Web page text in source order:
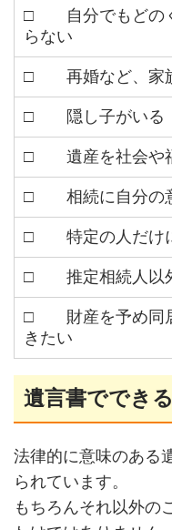
□ 自分でもどのく
らない
□ 再婚など、家族
□ 隠し子がいる
□ 遺産を社会や福
□ 相続に自分の
□ 特定の人だけ
□ 推定相続人以
□ 財産を予め同居
きたい
遺言書ででき
法律的に意味のある
られています。
もちろんそれ以外の